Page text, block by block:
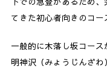
てきた初心者向きのコー
一般的に木落し坂コース
明神沢（みょうじんざ